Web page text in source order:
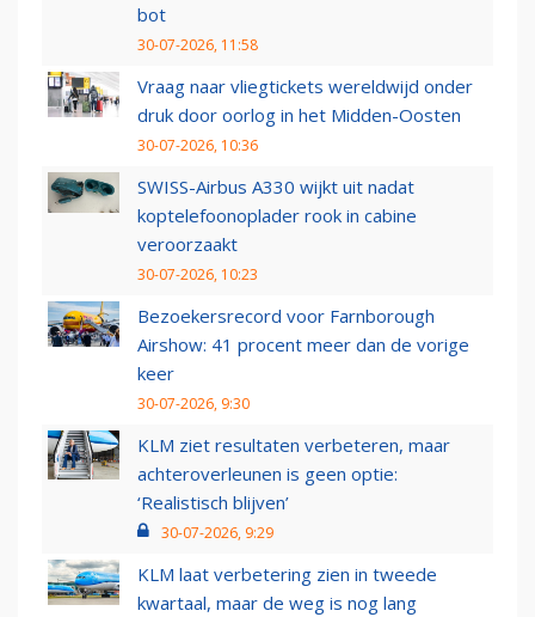
bot
30-07-2026, 11:58
Vraag naar vliegtickets wereldwijd onder
druk door oorlog in het Midden-Oosten
30-07-2026, 10:36
SWISS-Airbus A330 wijkt uit nadat
koptelefoonoplader rook in cabine
veroorzaakt
30-07-2026, 10:23
Bezoekersrecord voor Farnborough
Airshow: 41 procent meer dan de vorige
keer
30-07-2026, 9:30
KLM ziet resultaten verbeteren, maar
achteroverleunen is geen optie:
‘Realistisch blijven’
30-07-2026, 9:29
KLM laat verbetering zien in tweede
kwartaal, maar de weg is nog lang